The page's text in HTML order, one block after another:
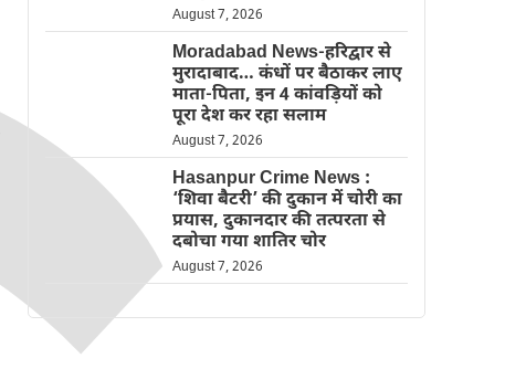
August 7, 2026
Moradabad News-हरिद्वार से
मुरादाबाद… कंधों पर बैठाकर लाए
माता-पिता, इन 4 कांवड़ियों को
पूरा देश कर रहा सलाम
August 7, 2026
Hasanpur Crime News :
‘शिवा बैटरी’ की दुकान में चोरी का
प्रयास, दुकानदार की तत्परता से
दबोचा गया शातिर चोर
August 7, 2026